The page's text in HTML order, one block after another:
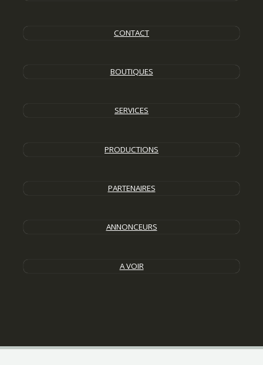
CONTACT
BOUTIQUES
SERVICES
PRODUCTIONS
PARTENAIRES
ANNONCEURS
A VOIR